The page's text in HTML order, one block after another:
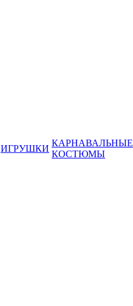
ИГРУШКИ
КАРНАВАЛЬНЫЕ
КОСТЮМЫ